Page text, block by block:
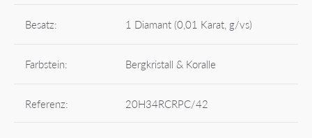
Besatz: 1 Diamant (0,01 Karat, g/vs)
Farbstein: Bergkristall & Koralle
Referenz: 20H34RCRPC/42